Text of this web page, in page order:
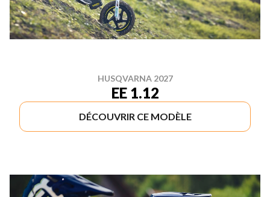
HUSQVARNA 2027
EE 1.12
DÉCOUVRIR CE MODÈLE